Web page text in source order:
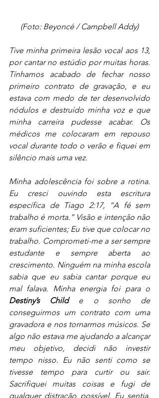
(Foto: Beyoncé / Campbell Addy)
Tive minha primeira lesão vocal aos 13,
por cantar no estúdio por muitas horas.
Tínhamos acabado de fechar nosso
primeiro contrato de gravação, e eu
estava com medo de ter desenvolvido
nódulos e destruído minha voz e que
minha carreira pudesse acabar. Os
médicos me colocaram em repouso
vocal durante todo o verão e fiquei em
silêncio mais uma vez.
Minha adolescência foi sobre a rotina.
Eu cresci ouvindo esta escritura
específica de Tiago 2:17, “A fé sem
trabalho é morta.” Visão e intenção não
eram suficientes; Eu tive que colocar no
trabalho. Comprometi-me a ser sempre
estudante e sempre aberta ao
crescimento. Ninguém na minha escola
sabia que eu sabia cantar porque eu
Destiny’s Child e o sonho de
conseguirmos um contrato com uma
gravadora e nos tornarmos músicos. Se
algo não estava me ajudando a alcançar
meu objetivo, decidi não investir
tempo nisso. Eu não senti como se
tivesse tempo para curtir ou sair.
Sacrifiquei muitas coisas e fugi de
qualquer distração possível. Eu sentia,